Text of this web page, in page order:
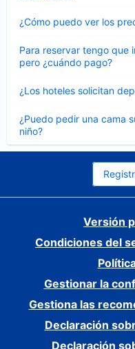
¿Cómo puedo ver los
cerrado
Para reservar tengo que
pero ¿cuándo pago?
cerrado
¿Los hoteles solicitan
cerrado
¿Puedo pedir una cama
niño?
cerrado
Versión
Condiciones del
Gestionar la
Gestiona las
Declaración
Declaración